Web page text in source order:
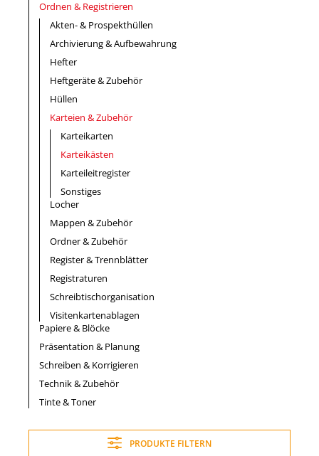
Ordnen & Registrieren
Akten- & Prospekthüllen
Archivierung & Aufbewahrung
Hefter
Heftgeräte & Zubehör
Hüllen
Karteien & Zubehör
Karteikarten
Karteikästen
Karteileitregister
Sonstiges
Locher
Mappen & Zubehör
Ordner & Zubehör
Register & Trennblätter
Registraturen
Schreibtischorganisation
Visitenkartenablagen
Papiere & Blöcke
Präsentation & Planung
Schreiben & Korrigieren
Technik & Zubehör
Tinte & Toner
PRODUKTE FILTERN